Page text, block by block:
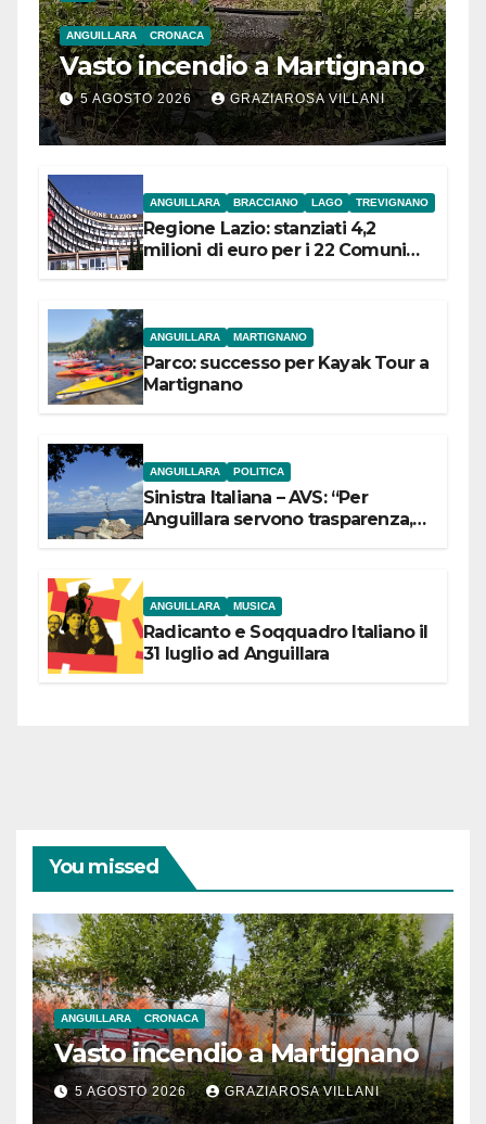
ANGUILLARA CRONACA
Vasto incendio a Martignano
5 AGOSTO 2026 GRAZIAROSA VILLANI
ANGUILLARA BRACCIANO LAGO TREVIGNANO
Regione Lazio: stanziati 4,2
milioni di euro per i 22 Comuni
ANGUILLARA MARTIGNANO
Parco: successo per Kayak Tour a
Martignano
ANGUILLARA POLITICA
Sinistra Italiana – AVS: “Per
Anguillara servono trasparenza,
ANGUILLARA MUSICA
Radicanto e Soqquadro Italiano il
31 luglio ad Anguillara
You missed
ANGUILLARA CRONACA
Vasto incendio a Martignano
5 AGOSTO 2026 GRAZIAROSA VILLANI